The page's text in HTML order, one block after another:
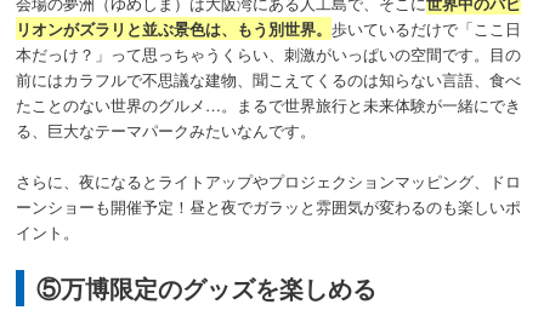
リオンがズラリと並ぶ景色は、もう別世界。歩いているだけで「ここ日
本だっけ？」って思っちゃうくらい、刺激がいっぱいの空間です。目の
前にはカラフルで不思議な建物、聞こえてくるのは知らない言語、食べ
たことのない世界のグルメ…。まるで世界旅行と未来体験が一緒にでき
る、巨大なテーマパークみたいなんです。
さらに、夜になるとライトアップやプロジェクションマッピング、ドロ
ーンショーも開催予定！昼と夜でガラッと雰囲気が変わるのも楽しいポ
イント。
⑤万博限定のグッズを楽しめる